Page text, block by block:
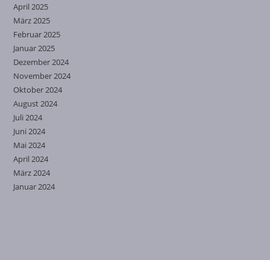
April 2025
März 2025
Februar 2025
Januar 2025
Dezember 2024
November 2024
Oktober 2024
August 2024
Juli 2024
Juni 2024
Mai 2024
April 2024
März 2024
Januar 2024